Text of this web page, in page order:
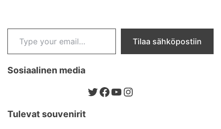
Type your email…
Tilaa sähköpostiin
Sosiaalinen media
Twitter
Facebook
YouTube
Instagram
Tulevat souvenirit